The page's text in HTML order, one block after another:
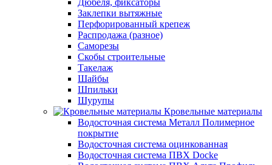
Дюбеля, фиксаторы
Заклепки вытяжные
Перфорированный крепеж
Распродажа (разное)
Саморезы
Скобы строительные
Такелаж
Шайбы
Шпильки
Шурупы
Кровельные материалы
Водосточная система Металл Полимерное
покрытие
Водосточная система оцинкованная
Водосточная система ПВХ Docke